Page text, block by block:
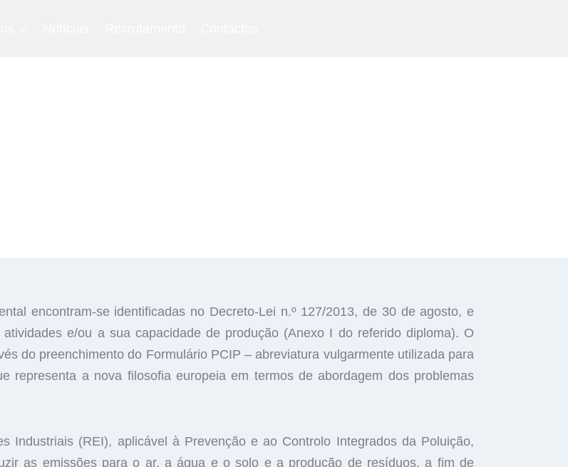
encontram-se identificadas no Decreto-Lei n.º 127/2013, de 30 de agosto, e
e/ou a sua capacidade de produção (Anexo I do referido diploma). O
do preenchimento do Formulário PCIP – abreviatura vulgarmente utilizada para
representa a nova filosofia europeia em termos de abordagem dos problemas
Industriais (REI), aplicável à Prevenção e ao Controlo Integrados da Poluição,
as emissões para o ar, a água e o solo e a produção de resíduos, a fim de